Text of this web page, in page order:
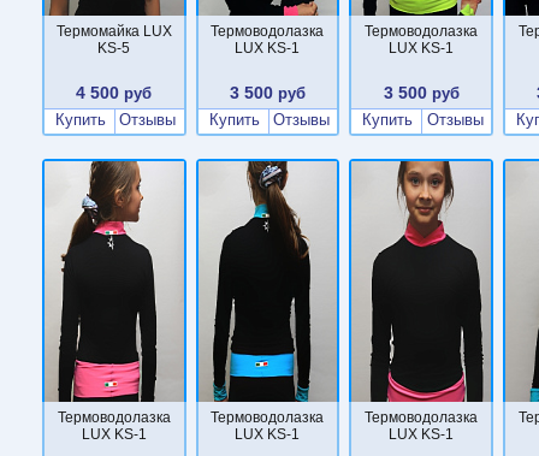
Термомайка LUX
KS-5
4 500 руб
Купить
Отзывы
Термоводолазка
LUX KS-1
3 500 руб
Купить
Отзывы
Термоводолазка
LUX KS-1
3 500руб
Купить
Отзывы
Термоводолазка
LUX KS-1
Термоводолазка
LUX KS-1
Термоводолазка
LUX KS-1